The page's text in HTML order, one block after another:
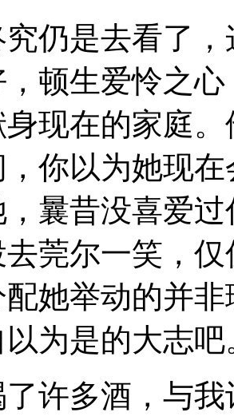
仍是去看了
顿生爱怜之
身现在的家庭
你以为她现
曩昔没喜爱
莞尔一笑，
她举动的并
为是的大志吧
许多酒，与